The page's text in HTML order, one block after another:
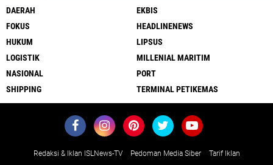
DAERAH
EKBIS
FOKUS
HEADLINENEWS
HUKUM
LIPSUS
LOGISTIK
MILLENIAL MARITIM
NASIONAL
PORT
SHIPPING
TERMINAL PETIKEMAS
Redaksi & Iklan ISLNews-TV Pedoman Media Siber
Tarif Iklan